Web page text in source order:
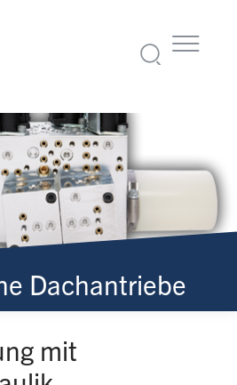
Dachantriebe
mit